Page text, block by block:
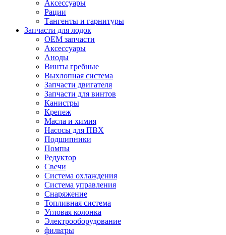
Аксессуары
Рации
Тангенты и гарнитуры
Запчасти для лодок
OEM запчасти
Аксессуары
Аноды
Винты гребные
Выхлопная система
Запчасти двигателя
Запчасти для винтов
Канистры
Крепеж
Масла и химия
Насосы для ПВХ
Подшипники
Помпы
Редуктор
Свечи
Система охлаждения
Система управления
Снаряжение
Топливная система
Угловая колонка
Электрооборудование
фильтры